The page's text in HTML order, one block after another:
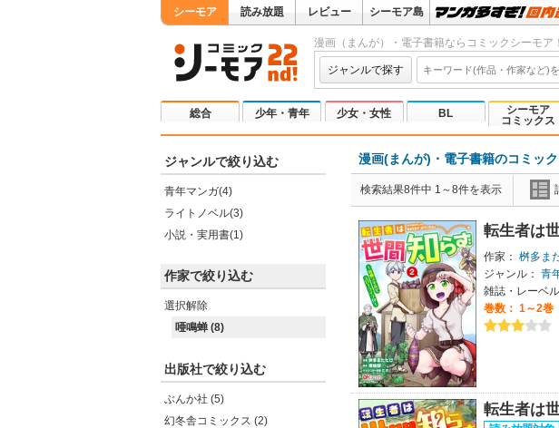
シーモア 読み放題 レビュー シーモア島
漫画（まんが）・電子書籍ならコミックシーモア！
ジャンルで探す
総合 少年・青年 少女・女性 BL
シーモア
コミックス
ジャンルで絞り込む
青年マンガ(4)
ライトノベル(3)
小説・実用書(1)
作家で絞り込む
選択解除
唖鳴蝉 (8)
出版社で絞り込む
ぶんか社 (5)
幻冬舎コミックス (2)
漫画(まんが)・電子書籍のコミッ
検索結果8件中 1～8件を表示
転生者は
作家： 桝多ま
ジャンル： 青
雑誌・レーベル
巻数： 1～2巻
転生者は